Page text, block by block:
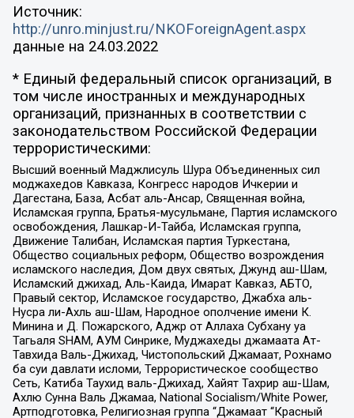
Источник:
http://unro.minjust.ru/NKOForeignAgent.aspx
данные на 24.03.2022
* Единый федеральный список организаций, в
том числе иностранных и международных
организаций, признанных в соответствии с
законодательством Российской Федерации
террористическими:
Высший военный Маджлисуль Шура Объединенных сил
моджахедов Кавказа, Конгресс народов Ичкерии и
Дагестана, База, Асбат аль-Ансар, Священная война,
Исламская группа, Братья-мусульмане, Партия исламского
освобождения, Лашкар-И-Тайба, Исламская группа,
Движение Талибан, Исламская партия Туркестана,
Общество социальных реформ, Общество возрождения
исламского наследия, Дом двух святых, Джунд аш-Шам,
Исламский джихад, Аль-Каида, Имарат Кавказ, АБТО,
Правый сектор, Исламское государство, Джабха аль-
Нусра ли-Ахль аш-Шам, Народное ополчение имени К.
Минина и Д. Пожарского, Аджр от Аллаха Субхану уа
Тагьаля SHAM, АУМ Синрике, Муджахеды джамаата Ат-
Тавхида Валь-Джихад, Чистопольский Джамаат, Рохнамо
ба суи давлати исломи, Террористическое сообщество
Сеть, Катиба Таухид валь-Джихад, Хайят Тахрир аш-Шам,
Ахлю Сунна Валь Джамаа, National Socialism/White Power,
Артподготовка, Религиозная группа “Джамаат “Красный